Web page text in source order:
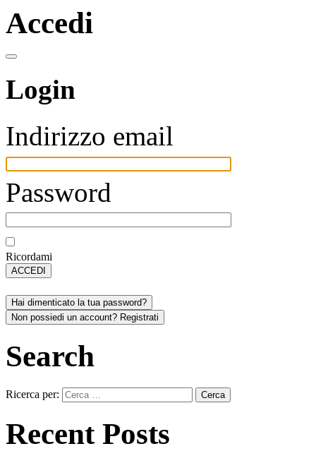
Accedi
Login
Indirizzo email
Password
Ricordami
ACCEDI
Hai dimenticato la tua password?
Non possiedi un account? Registrati
Search
Ricerca per:
Recent Posts